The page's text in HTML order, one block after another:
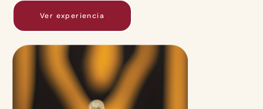
Ver experiencia